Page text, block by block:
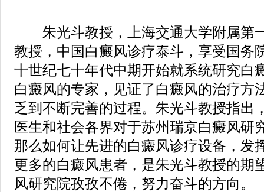
朱光斗教授，上海交通大学附属第
教授，中国白癜风诊疗泰斗，享受国务
十世纪七十年代中期开始就系统研究白
白癜风的专家，见证了白癜风的治疗方
乏到不断完善的过程。朱光斗教授指出
医生和社会各界对于苏州瑞京白癜风研
那么如何让先进的白癜风诊疗设备，发
更多的白癜风患者，是朱光斗教授的期
风研究院孜孜不倦，努力奋斗的方向。